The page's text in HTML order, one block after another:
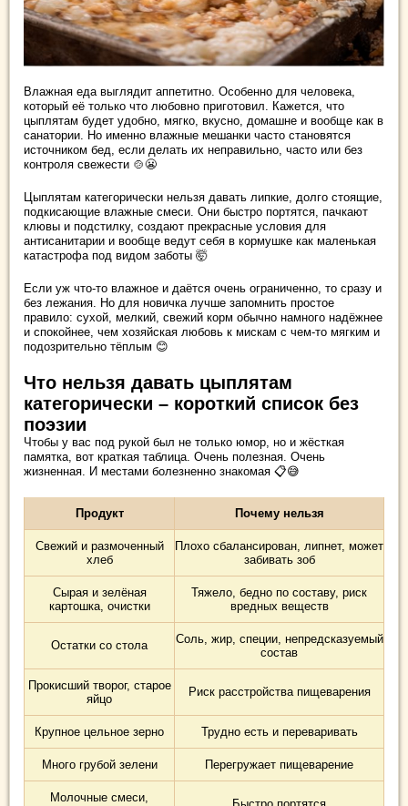
Влажная еда выглядит аппетитно. Особенно для человека,
который её только что любовно приготовил. Кажется, что
цыплятам будет удобно, мягко, вкусно, домашне и вообще как в
санатории. Но именно влажные мешанки часто становятся
источником бед, если делать их неправильно, часто или без
контроля свежести 🍲😬
Цыплятам категорически нельзя давать липкие, долго стоящие,
подкисающие влажные смеси. Они быстро портятся, пачкают
клювы и подстилку, создают прекрасные условия для
антисанитарии и вообще ведут себя в кормушке как маленькая
катастрофа под видом заботы 🤯
Если уж что-то влажное и даётся очень ограниченно, то сразу и
без лежания. Но для новичка лучше запомнить простое
правило: сухой, мелкий, свежий корм обычно намного надёжнее
и спокойнее, чем хозяйская любовь к мискам с чем-то мягким и
подозрительно тёплым 😊
Что нельзя давать цыплятам
категорически – короткий список без
поэзии
Чтобы у вас под рукой был не только юмор, но и жёсткая
памятка, вот краткая таблица. Очень полезная. Очень
жизненная. И местами болезненно знакомая 📋😅
Продукт Почему нельзя
Свежий и размоченный
хлеб
Плохо сбалансирован, липнет, может
забивать зоб
Сырая и зелёная
картошка, очистки
Тяжело, бедно по составу, риск
вредных веществ
Остатки со стола
Соль, жир, специи, непредсказуемый
состав
Прокисший творог, старое
яйцо
Риск расстройства пищеварения
Крупное цельное зерно Трудно есть и переваривать
Много грубой зелени Перегружает пищеварение
Молочные смеси,